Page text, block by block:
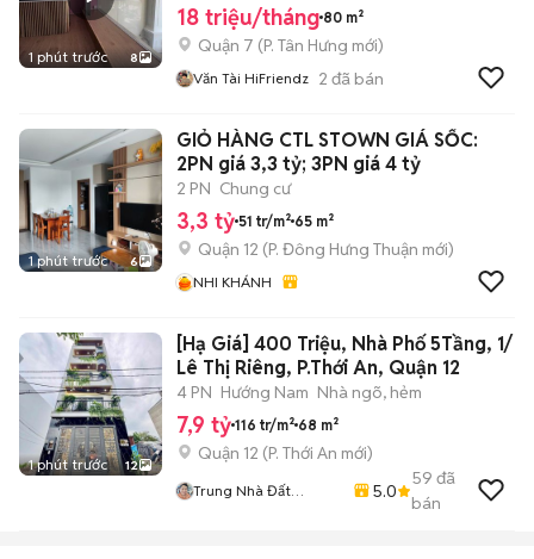
1 phút trước 8
18 triệu/tháng 80 m²
Quận 7 (P. Tân Hưng mới)
Văn Tài HiFriendz 2 đã bán
1 phút trước 6
GIỎ HÀNG CTL STOWN GIÁ SỐC:
2PN giá 3,3 tỷ; 3PN giá 4 tỷ
2 PN Chung cư
3,3 tỷ 51 tr/m² 65 m²
Quận 12 (P. Đông Hưng Thuận mới)
NHI KHÁNH
1 phút trước 12
[Hạ Giá] 400 Triệu, Nhà Phố 5Tầng, 1/
Lê Thị Riêng, P.Thới An, Quận 12
4 PN Hướng Nam Nhà ngõ, hẻm
7,9 tỷ 116 tr/m² 68 m²
Quận 12 (P. Thới An mới)
Trung Nhà Đất
5.0
59 đã
bán